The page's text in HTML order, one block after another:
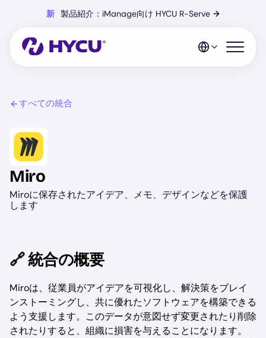
content
新 製品紹介：iManage向け HYCU R-Serve →
Open
すべての統合
Image
Miro
Miroに保存されたアイデア、メモ、デザインなどを保護
します
🔗 統合の概要
Miroは、従業員がアイデアを可視化し、解決策をブレイ
ンストーミングし、共に優れたソフトウェアを構築できる
よう支援します。このデータが意図せず変更されたり削除
されたりすると、組織に損害を与えることになります。